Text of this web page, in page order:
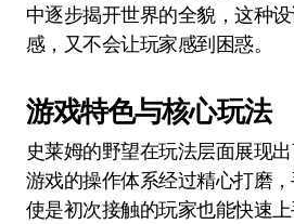
中逐步揭开世界的全貌，这种
感，又不会让玩家感到困惑。
游戏特色与核心玩法
史莱姆的野望在玩法层面展现出
游戏的操作体系经过精心打磨
使是初次接触的玩家也能快速